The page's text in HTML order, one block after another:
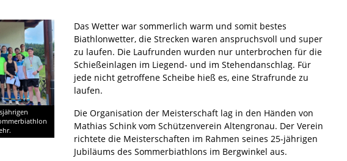
Das Wetter war sommerlich warm und somit bestes
Biathlonwetter, die Strecken waren anspruchsvoll und super
zu laufen. Die Laufrunden wurden nur unterbrochen für die
Schießeinlagen im Liegend- und im Stehendanschlag. Für
jede nicht getroffene Scheibe hieß es, eine Strafrunde zu
laufen.
Die Organisation der Meisterschaft lag in den Händen von
Mathias Schink vom Schützenverein Altengronau. Der Verein
richtete die Meisterschaften im Rahmen seines 25-jährigen
Jubiläums des Sommerbiathlons im Bergwinkel aus.